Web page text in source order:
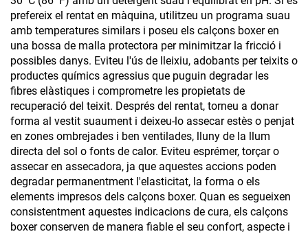
prefereix el rentat en màquina, utilitzeu un programa suau
amb temperatures similars i poseu els calçons boxer en
una bossa de malla protectora per minimitzar la fricció i
possibles danys. Eviteu l'ús de lleixiu, adobants per teixits o
productes químics agressius que puguin degradar les
fibres elàstiques i comprometre les propietats de
recuperació del teixit. Després del rentat, torneu a donar
forma al vestit suaument i deixeu-lo assecar estès o penjat
en zones ombrejades i ben ventilades, lluny de la llum
directa del sol o fonts de calor. Eviteu esprémer, torçar o
assecar en assecadora, ja que aquestes accions poden
degradar permanentment l'elasticitat, la forma o els
elements impresos dels calçons boxer. Quan es segueixen
consistentment aquestes indicacions de cura, els calçons
boxer conserven de manera fiable el seu confort, aspecte i